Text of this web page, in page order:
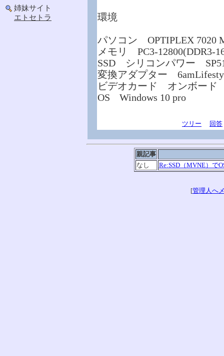
姉妹サイト
エトセトラ
環境
パソコン OPTIPLEX 7020
メモリ PC3-12800(DDR3-
SSD シリコンパワー
変換アダプター
ビデオカード オンボード
OS Windows 10 pro
ツリー 回答
親記事
なし
Re:SSD（MVNE）で
[管理人へ